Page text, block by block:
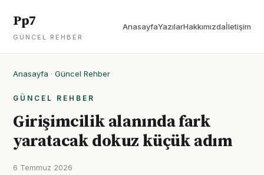
Pp7
GÜNCEL REHBER
AnasayfaYazılarHakkımızdaİletişim
Anasayfa · Güncel Rehber
GÜNCEL REHBER
Girişimcilik alanında fark
yaratacak dokuz küçük adım
6 Temmuz 2026